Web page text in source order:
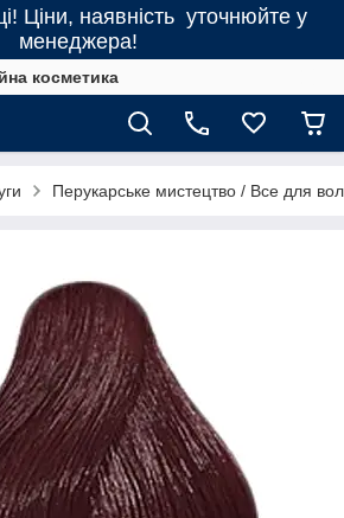
Ціни, наявність уточнюйте у
менеджера!
косметика
Перукарське мистецтво / Все для